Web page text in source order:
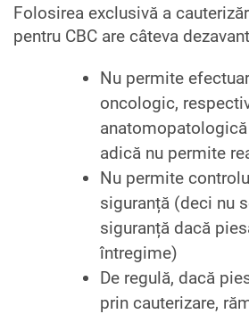
Folosirea exclusivă a
pentru CBC are câteva
Nu permite
oncologic,
adică nu permite
Nu permite
siguranță (deci nu
siguranță dacă
întregime)
De regulă, dacă
prin cauterizare,